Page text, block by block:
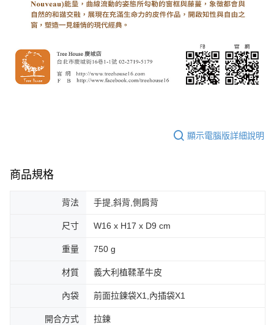
顯示電腦版詳細說明
商品規格
背法 手提,斜背,側肩背
尺寸 W16 x H17 x D9 cm
重量 750 g
材質 義大利植鞣革牛皮
內袋 前面拉鍊袋X1,內插袋X1
開合方式 拉鍊